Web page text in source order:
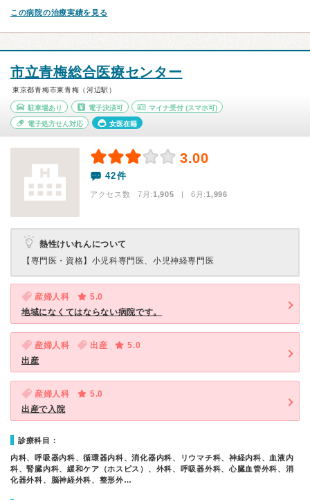
この病院の治療実績を見る
市立青梅総合医療センター
東京都青梅市東青梅（河辺駅）
駐車場あり 電子決済可 マイナ受付 (スマホ可)
電子処方せん対応 女医在籍
3.00
42件
アクセス数 7月:1,905 | 6月:1,996
熱性けいれんについて
【専門医・資格】 小児科専門医、小児神経専門医
産婦人科
5.0
地域になくてはならない病院です。
産婦人科 出産
5.0
出産
産婦人科
5.0
出産で入院
診療科目：
内科、呼吸器内科、循環器内科、消化器内科、リウマチ科、神経内科、血液内
科、腎臓内科、緩和ケア（ホスピス）、外科、呼吸器外科、心臓血管外科、消
化器外科、脳神経外科、整形外…